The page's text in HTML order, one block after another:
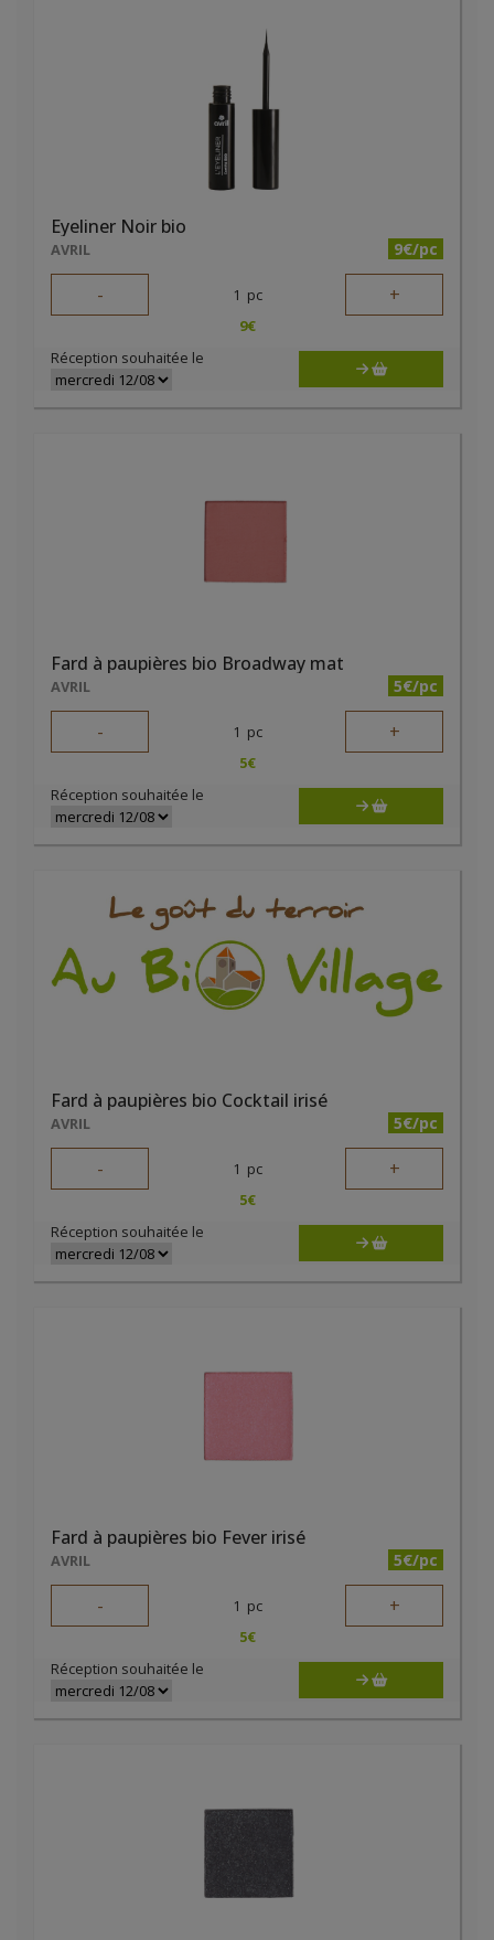
Eyeliner Noir bio
AVRIL 9€/pc
- 1 pc +
9€
Réception souhaitée le
Fard à paupières bio Broadway mat
AVRIL 5€/pc
- 1 pc +
5€
Réception souhaitée le
Fard à paupières bio Cocktail irisé
AVRIL 5€/pc
- 1 pc +
5€
Réception souhaitée le
Fard à paupières bio Fever irisé
AVRIL 5€/pc
- 1 pc +
5€
Réception souhaitée le